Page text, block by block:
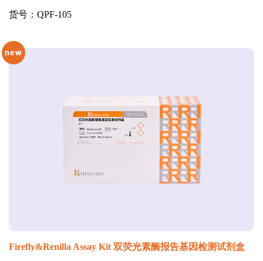
货号：QPF-105
Firefly&Renilla Assay Kit 双荧光素酶报告基因检测试剂盒